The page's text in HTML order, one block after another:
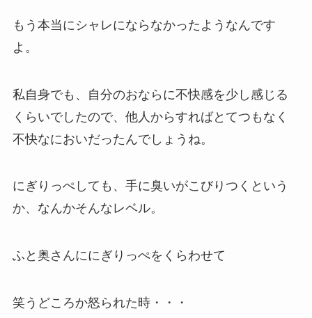
もう本当にシャレにならなかったようなんです
よ。
私自身でも、自分のおならに不快感を少し感じる
くらいでしたので、他人からすればとてつもなく
不快なにおいだったんでしょうね。
にぎりっぺしても、手に臭いがこびりつくという
か、なんかそんなレベル。
ふと奥さんににぎりっぺをくらわせて
笑うどころか怒られた時・・・